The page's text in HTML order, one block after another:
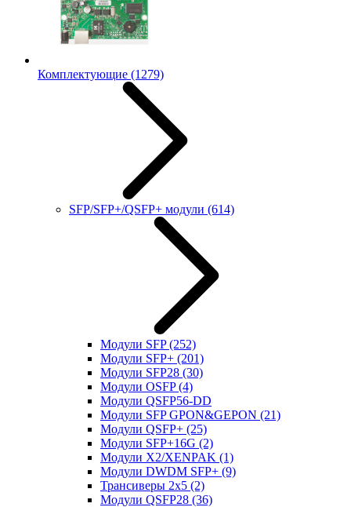
Комплектующие (1279)
SFP/SFP+/QSFP+ модули (614)
Модули SFP(252)
Модули SFP+ (201)
Модули SFP28 (30)
Модули OSFP(4)
Модули QSFP56-DD
Модули SFP GPON&GEPON (21)
Модули QSFP+ (25)
Модули SFP+16G (2)
Модули X2/XENPAK (1)
Модули DWDM SFP+ (9)
Трансиверы 2x5 (2)
Модули QSFP28 (36)